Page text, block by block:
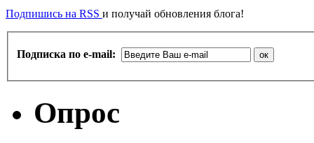
Подпишись на RSS и получай обновления блога!
Подписка по e-mail:
Опрос